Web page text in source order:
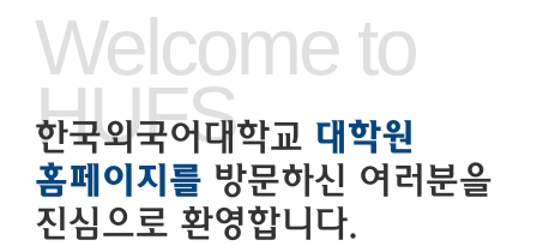
Welcome to
HUFS
한국외국어대학교 대학원
홈페이지를 방문하신 여러분을
진심으로 환영합니다.